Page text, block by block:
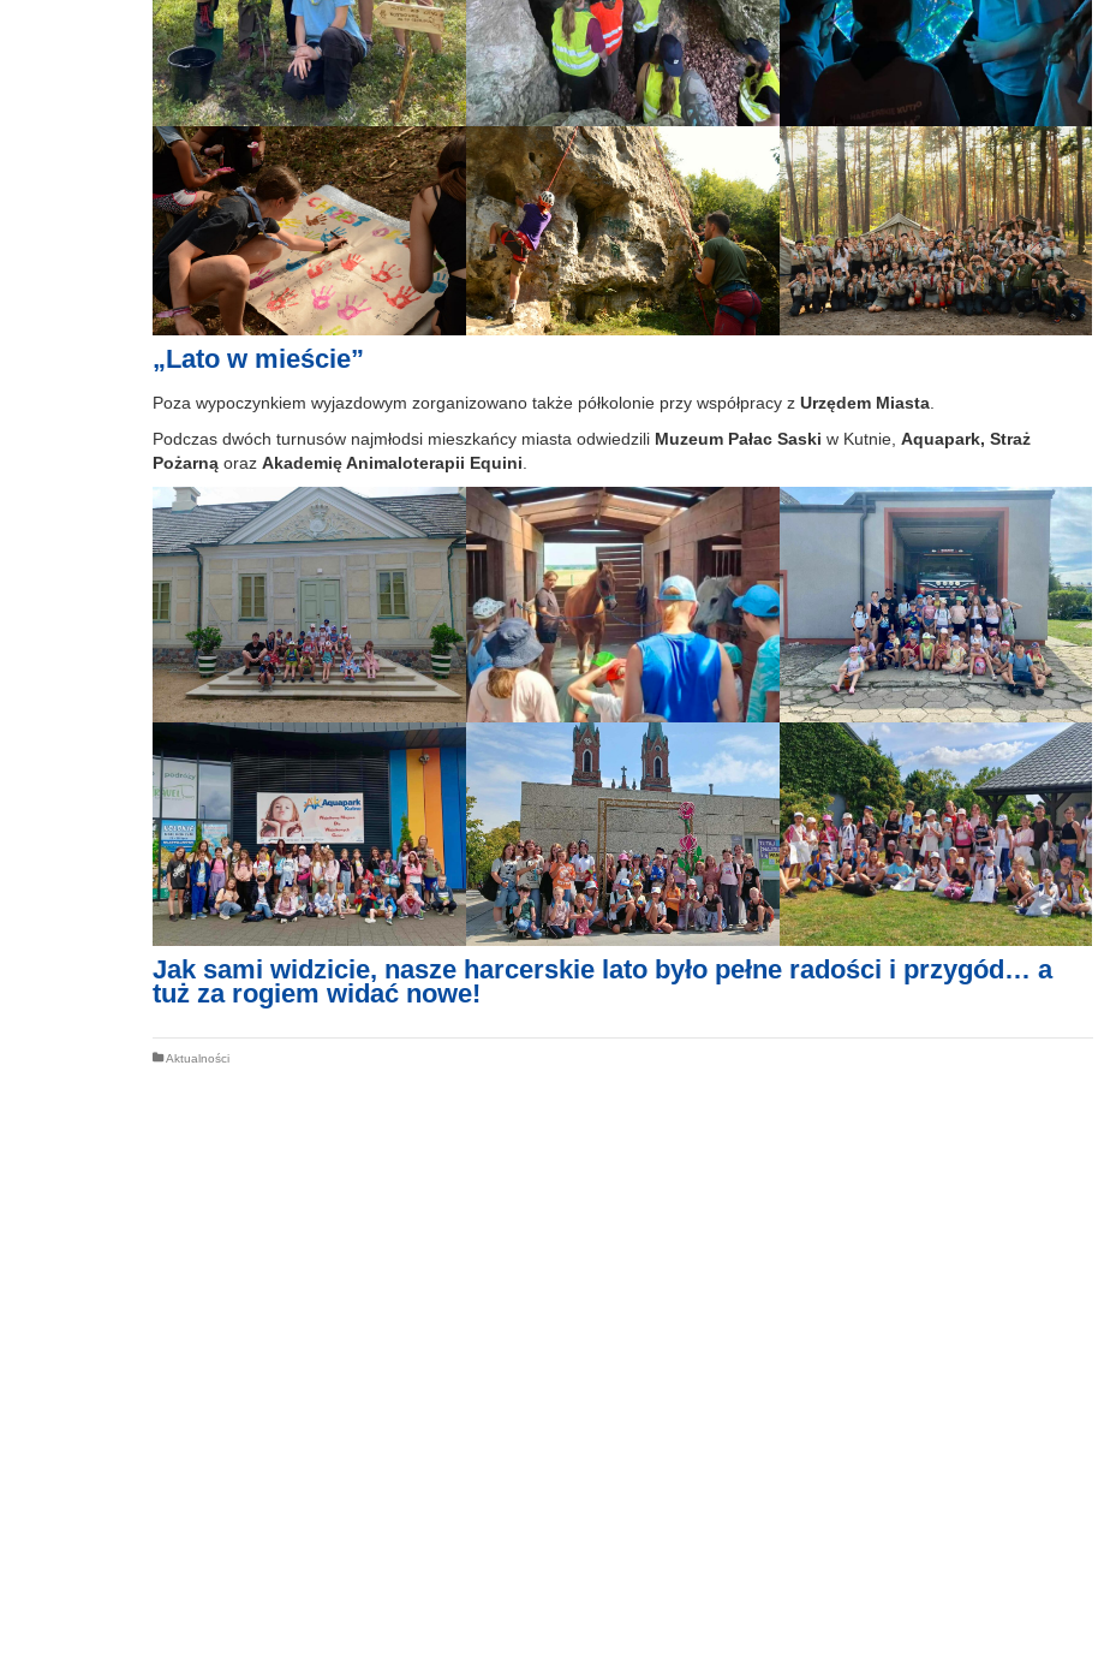
„Lato w mieście”
Poza wypoczynkiem wyjazdowym zorganizowano także półkolonie przy współpracy z Urzędem Miasta
Podczas dwóch turnusów najmłodsi mieszkańcy miasta odwiedzili Muzeum Pałac Saski w Kutnie, Aquapark, Straż
Pożarną oraz Akademię Animaloterapii Equini
Jak sami widzicie, nasze harcerskie lato było pełne radości i przygód… a
tuż za rogiem widać nowe!
Aktualności